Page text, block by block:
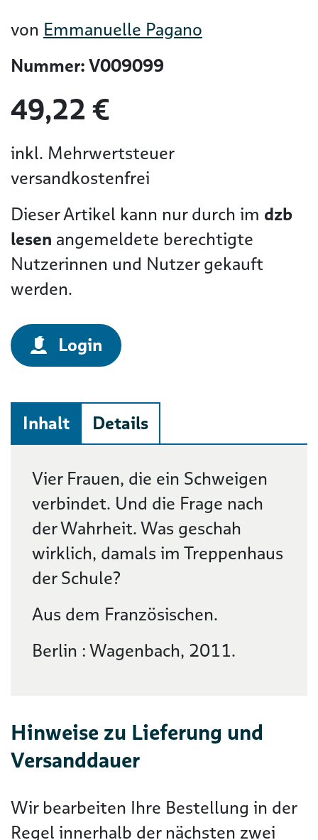
von Emmanuelle Pagano
Nummer: V009099
49,22 €
inkl. Mehrwertsteuer
versandkostenfrei
Dieser Artikel kann nur durch im dzb
lesen angemeldete berechtigte
Nutzerinnen und Nutzer gekauft
werden.
Login
Inhalt Details
Beschreibung
Vier Frauen, die ein Schweigen
verbindet. Und die Frage nach
der Wahrheit. Was geschah
wirklich, damals im Treppenhaus
der Schule?
Aus dem Französischen.
Berlin : Wagenbach, 2011.
Hinweise zu Lieferung und
Versanddauer
Wir bearbeiten Ihre Bestellung in der
Regel innerhalb der nächsten zwei